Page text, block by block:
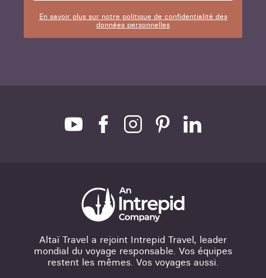
En savoir plus sur notre politique de confidentialité des
données personnelles
Altaï Travel a rejoint Intrepid Travel, leader
mondial du voyage responsable. Vos équipes
restent les mêmes. Vos voyages aussi.